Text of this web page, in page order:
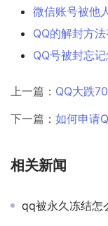
微信账号被他
QQ的解封方
QQ号被封忘
上一篇： QQ大跌
下一篇： 如何申请
相关新闻
qq被永久冻结怎